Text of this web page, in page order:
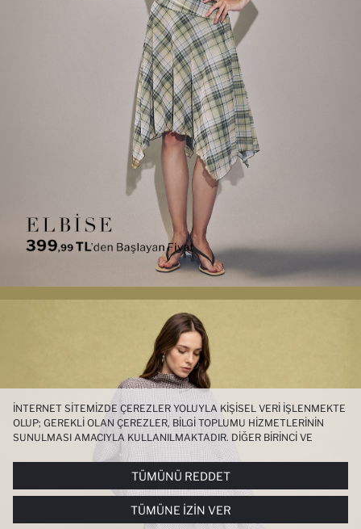
İNTERNET SITEMIZDE ÇEREZLER YOLUYLA KIŞISEL VERI IŞLENMEKTE
OLUP; GEREKLI OLAN ÇEREZLER, BILGI TOPLUMU HIZMETLERININ
SUNULMASI AMACIYLA KULLANILMAKTADIR. DIĞER BIRINCI VE
ÜÇÜNCÜ TARAF ÇEREZLER ISE SIZE DAHA IYI BIR ALIŞVERIŞ
DENEYIMI SUNULABILMESI, SITEMIZIN DAHA IŞLEVSEL KILINMASI VE
KIŞISELLEŞTIRMESI VE AÇIK RIZA VERMENIZ HALINDE, SIZLERE
YÖNELIK PAZARLAMA FAALIYETLERININ YAPILMASI AMAÇLARIYLA
SINIRLI OLARAK KULLANILACAKTIR. ÇEREZLERE DAIR TERCIHLERINIZI
ÇEREZ TERCIHLERIPANELI ARACILIĞIYLA HER ZAMAN YÖNETEBILIR,
TÜMÜNÜ REDDET
TÜMÜNE İZIN VER